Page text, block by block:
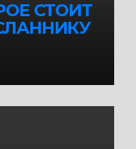
СТОИТ